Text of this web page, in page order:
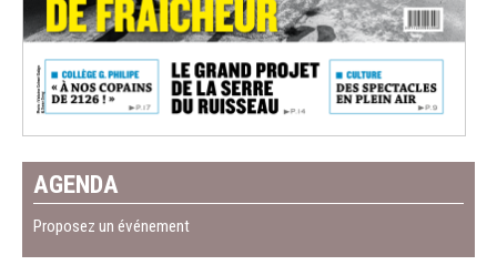
AGENDA
Proposez un événement